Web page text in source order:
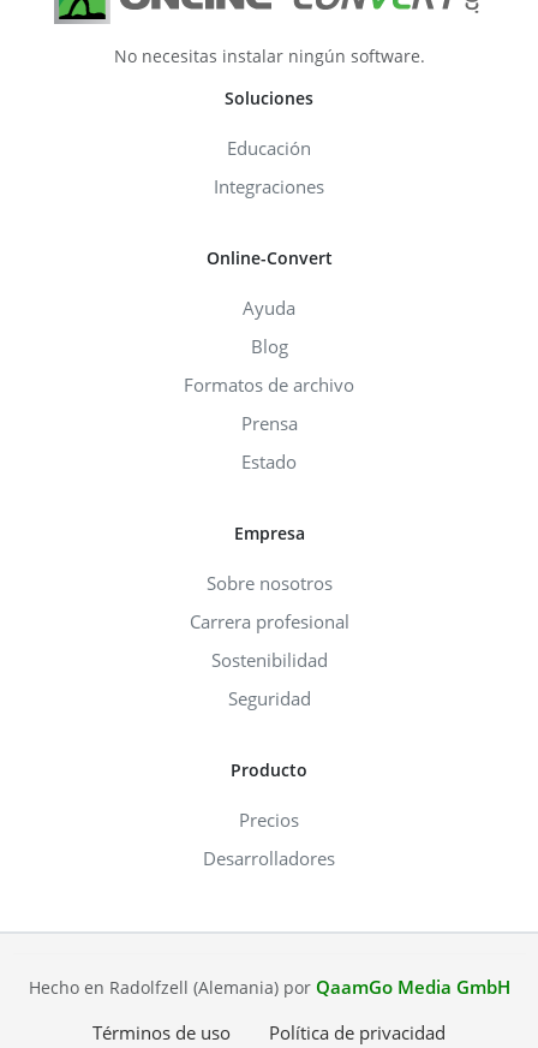
No necesitas instalar ningún software.
Soluciones
Educación
Integraciones
Online-Convert
Ayuda
Blog
Formatos de archivo
Prensa
Estado
Empresa
Sobre nosotros
Carrera profesional
Sostenibilidad
Seguridad
Producto
Precios
Desarrolladores
Hecho en Radolfzell (Alemania) por QaamGo Media GmbH
Términos de uso
Política de privacidad